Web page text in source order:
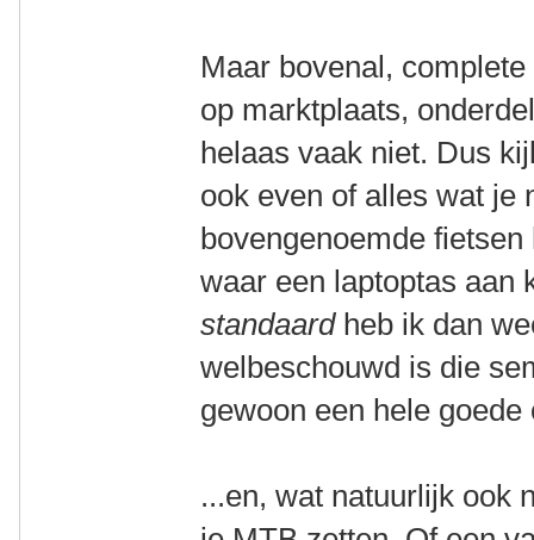
Maar bovenal,
op marktplaats,
helaas vaak niet. Dus
ook even of alles wat je
bovengenoemde
waar een laptoptas
standaardheb ik dan
welbeschouwd is die
gewoon een hele goede
...en, wat natuurlijk ook